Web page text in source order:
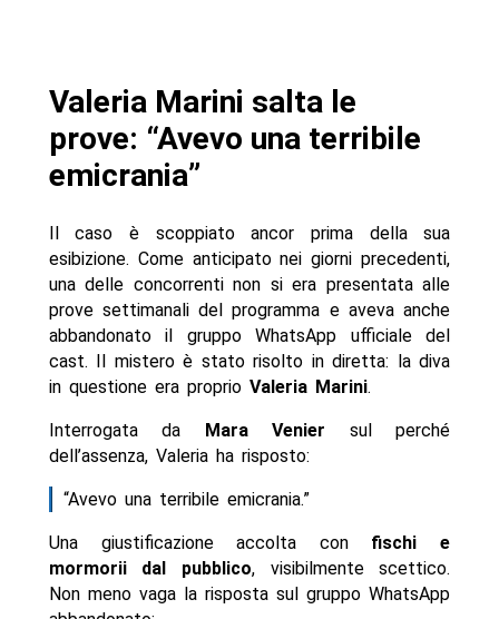
Valeria Marini salta le
prove: “Avevo una terribile
emicrania”
Il caso è scoppiato ancor prima della sua
esibizione. Come anticipato nei giorni precedenti,
una delle concorrenti non si era presentata alle
prove settimanali del programma e aveva anche
abbandonato il gruppo WhatsApp ufficiale del
cast. Il mistero è stato risolto in diretta: la diva
in questione era proprio Valeria Marini.
Interrogata da Mara Venier sul perché
dell’assenza, Valeria ha risposto:
“Avevo una terribile emicrania.”
Una giustificazione accolta con fischi e
mormorii dal pubblico, visibilmente scettico.
Non meno vaga la risposta sul gruppo WhatsApp